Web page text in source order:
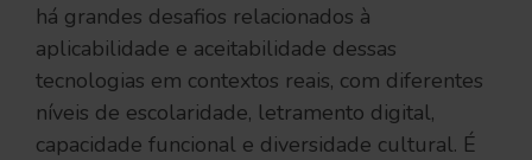
há grandes desafios relacionados à
aplicabilidade e aceitabilidade dessas
tecnologias em contextos reais, com diferentes
níveis de escolaridade, letramento digital,
capacidade funcional e diversidade cultural. É